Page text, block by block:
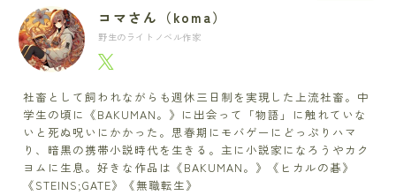
コマさん（koma）
野生のライトノベル作家
社畜として飼われながらも週休三日制を実現した上流社畜。中
学生の頃に《BAKUMAN。》に出会って「物語」に触れていな
いと死ぬ呪いにかかった。思春期にモバゲーにどっぷりハマ
り、暗黒の携帯小説時代を生きる。主に小説家になろうやカク
ヨムに生息。好きな作品は《BAKUMAN。》《ヒカルの碁》
《STEINS;GATE》《無職転生》